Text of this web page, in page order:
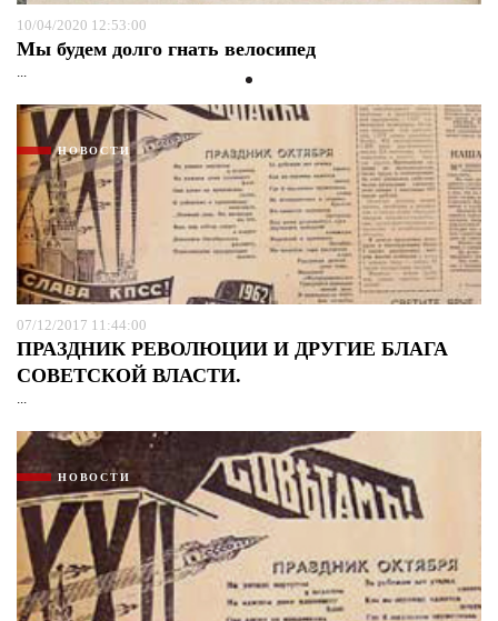
10/04/2020 12:53:00
Мы будем долго гнать велосипед
...
НОВОСТИ
07/12/2017 11:44:00
ПРАЗДНИК РЕВОЛЮЦИИ И ДРУГИЕ БЛАГА
СОВЕТСКОЙ ВЛАСТИ.
...
НОВОСТИ